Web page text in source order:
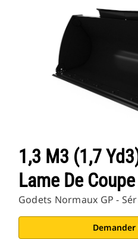
1,3 M3 (1,7
Lame De
Godets Normaux GP -
Demander